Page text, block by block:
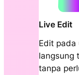
Live Edit
Edit pada
langsung
tanpa